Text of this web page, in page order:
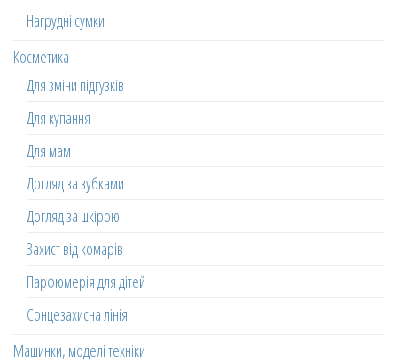
Нагрудні сумки
Косметика
Для зміни підгузків
Для купання
Для мам
Догляд за зубками
Догляд за шкірою
Захист від комарів
Парфюмерія для дітей
Сонцезахисна лінія
Машинки, моделі техніки